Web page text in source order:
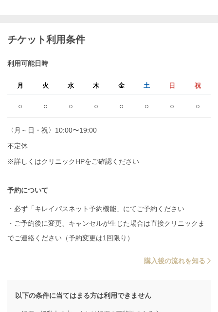
チケット利用条件
利用可能日時
月 火 水 木 金 土 日 祝
○ ○ ○ ○ ○ ○ ○ ○
〈月～日・祝〉10:00〜19:00
不定休
※詳しくはクリニックHPをご確認ください
予約について
・必ず「キレイパスネット予約機能」にてご予約ください
・ご予約後に変更、キャンセルが生じた場合は直接クリニックま
でご連絡ください（予約変更は1回限り）
購入後の流れを知る
以下の条件に当てはまる方は利用できません